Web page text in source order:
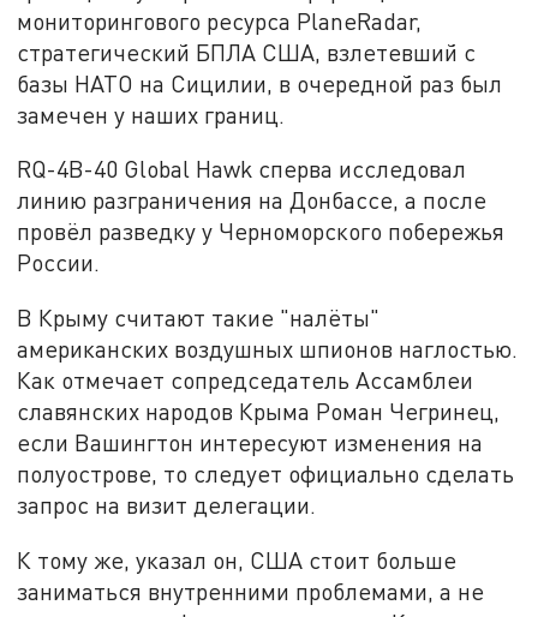
мониторингового ресурса PlaneRadar,
стратегический БПЛА США, взлетевший с
базы НАТО на Сицилии, в очередной раз был
замечен у наших границ.
RQ-4B-40 Global Hawk сперва исследовал
линию разграничения на Донбассе, а после
провёл разведку у Черноморского побережья
России.
В Крыму считают такие "налёты"
американских воздушных шпионов наглостью.
Как отмечает сопредседатель Ассамблеи
славянских народов Крыма Роман Чегринец,
если Вашингтон интересуют изменения на
полуострове, то следует официально сделать
запрос на визит делегации.
К тому же, указал он, США стоит больше
заниматься внутренними проблемами, а не